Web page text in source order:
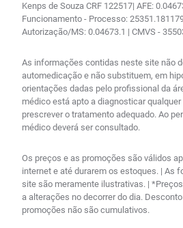
Kenps de Souza CRF 122517| AFE:
Funcionamento - Processo:
Autorização/MS: 0.04673.1 | CMVS -
As informações contidas neste site não
automedicação e não substituem, em
orientações dadas pelo profissional da
médico está apto a diagnosticar
prescrever o tratamento adequado. Ao
médico deverá ser consultado.
Os preços e as promoções são válidos
internet e até durarem os estoques. | As
site são meramente ilustrativas. |
a alterações no decorrer do dia.
promoções não são cumulativos.